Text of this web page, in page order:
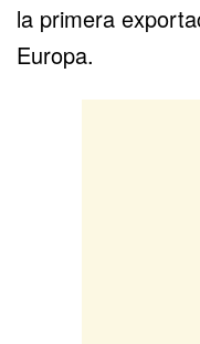
la primera
Europa.